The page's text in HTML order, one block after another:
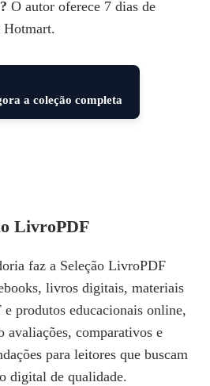
O autor oferece 7 dias de
Hotmart.
a coleção completa
LivroPDF
faz a Seleção LivroPDF
livros digitais, materiais
e produtos educacionais online,
avaliações, comparativos e
para leitores que buscam
digital de qualidade.